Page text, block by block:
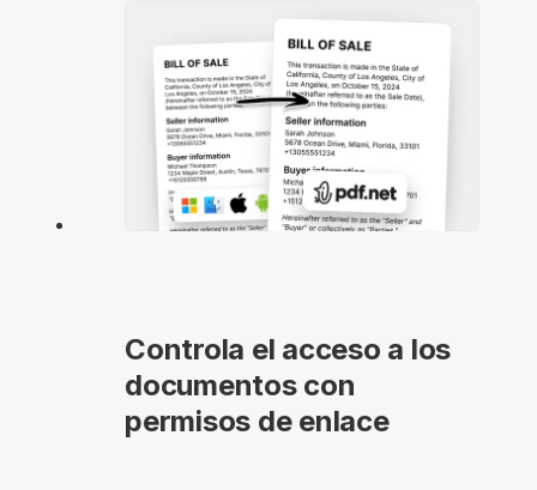
Controla el acceso a los
documentos con
permisos de enlace